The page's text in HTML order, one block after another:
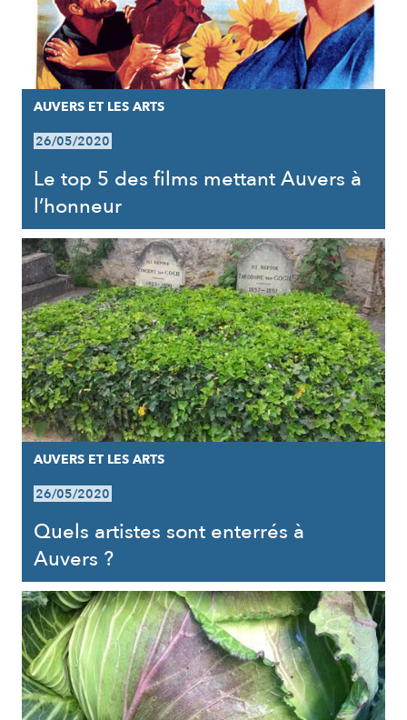
AUVERS ET LES ARTS
26/05/2020
Le top 5 des films mettant Auvers à
l’honneur
AUVERS ET LES ARTS
26/05/2020
Quels artistes sont enterrés à
Auvers ?